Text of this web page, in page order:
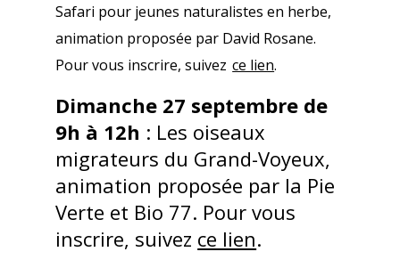
Safari pour jeunes naturalistes en herbe,
animation proposée par David Rosane.
Pour vous inscrire, suivez ce lien.
Dimanche 27 septembre de
9h à 12h : Les oiseaux
migrateurs du Grand-Voyeux,
animation proposée par la Pie
Verte et Bio 77. Pour vous
inscrire, suivez ce lien.